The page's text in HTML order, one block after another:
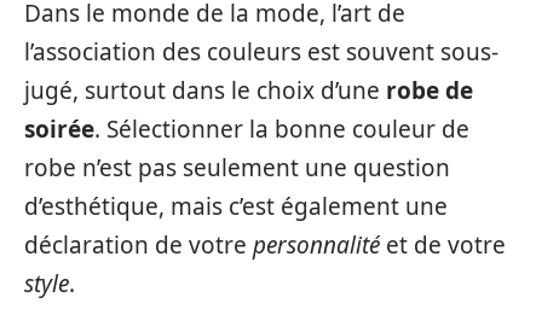
Dans le monde de la mode, l’art de
l’association des couleurs est souvent sous-
jugé, surtout dans le choix d’une robe de
soirée. Sélectionner la bonne couleur de
robe n’est pas seulement une question
d’esthétique, mais c’est également une
déclaration de votre personnalité et de votre
style.